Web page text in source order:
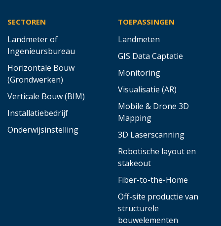
SECTOREN
Landmeter of
Ingenieursbureau
Horizontale Bouw
(Grondwerken)
Verticale Bouw (BIM)
Installatiebedrijf
Onderwijsinstelling
TOEPASSINGEN
Landmeten
GIS Data Captatie
Monitoring
Visualisatie (AR)
Mobile & Drone 3D
Mapping
3D Laserscanning
Robotische layout en
stakeout
Fiber-to-the-Home
Off-site productie van
structurele
bouwelementen